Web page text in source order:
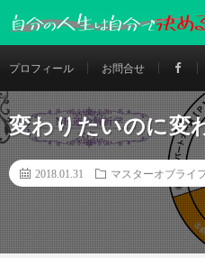
プロフィール お問合せ
変わりたいのに変
2018.01.31 マスターオブライ